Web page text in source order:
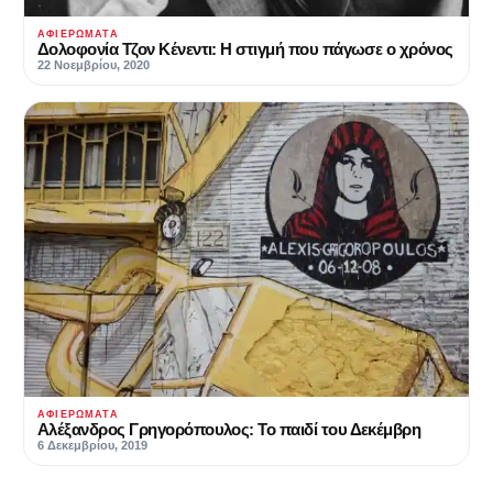
ΑΦΙΕΡΏΜΑΤΑ
Δολοφονία Τζον Κένεντι: Η στιγμή που πάγωσε ο χρόνος
22 Νοεμβρίου, 2020
ΑΦΙΕΡΏΜΑΤΑ
Αλέξανδρος Γρηγορόπουλος: Το παιδί του Δεκέμβρη
6 Δεκεμβρίου, 2019